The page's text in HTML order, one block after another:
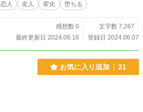
恋人 友人 変化 堕ちる
感想数 0
文字数 7,267
最終更新日 2024.06.16
登録日 2024.06.07
お気に入り追加 21